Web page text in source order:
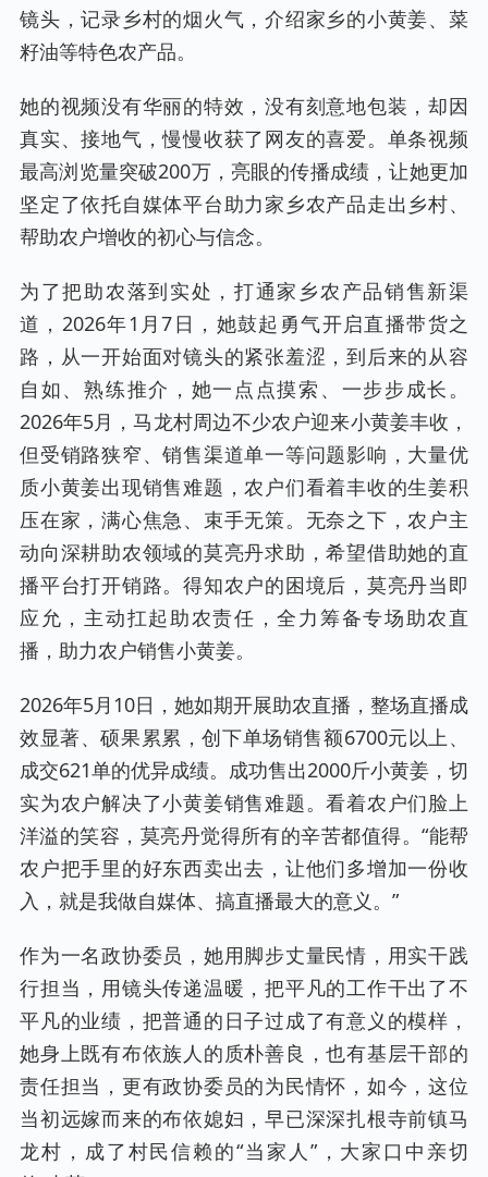
镜头，记录乡村的烟火气，介绍家乡的小黄姜、菜
籽油等特色农产品。
她的视频没有华丽的特效，没有刻意地包装，却因
真实、接地气，慢慢收获了网友的喜爱。单条视频
最高浏览量突破200万，亮眼的传播成绩，让她更加
坚定了依托自媒体平台助力家乡农产品走出乡村、
帮助农户增收的初心与信念。
为了把助农落到实处，打通家乡农产品销售新渠
道，2026年1月7日，她鼓起勇气开启直播带货之
路，从一开始面对镜头的紧张羞涩，到后来的从容
自如、熟练推介，她一点点摸索、一步步成长。
2026年5月，马龙村周边不少农户迎来小黄姜丰收，
但受销路狭窄、销售渠道单一等问题影响，大量优
质小黄姜出现销售难题，农户们看着丰收的生姜积
压在家，满心焦急、束手无策。无奈之下，农户主
动向深耕助农领域的莫亮丹求助，希望借助她的直
播平台打开销路。得知农户的困境后，莫亮丹当即
应允，主动扛起助农责任，全力筹备专场助农直
播，助力农户销售小黄姜。
2026年5月10日，她如期开展助农直播，整场直播成
效显著、硕果累累，创下单场销售额6700元以上、
成交621单的优异成绩。成功售出2000斤小黄姜，切
实为农户解决了小黄姜销售难题。看着农户们脸上
洋溢的笑容，莫亮丹觉得所有的辛苦都值得。“能帮
农户把手里的好东西卖出去，让他们多增加一份收
入，就是我做自媒体、搞直播最大的意义。”
作为一名政协委员，她用脚步丈量民情，用实干践
行担当，用镜头传递温暖，把平凡的工作干出了不
平凡的业绩，把普通的日子过成了有意义的模样，
她身上既有布依族人的质朴善良，也有基层干部的
责任担当，更有政协委员的为民情怀，如今，这位
当初远嫁而来的布依媳妇，早已深深扎根寺前镇马
龙村，成了村民信赖的“当家人”，大家口中亲切